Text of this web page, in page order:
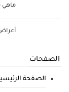
ماهي
الصفحات
الصفحة